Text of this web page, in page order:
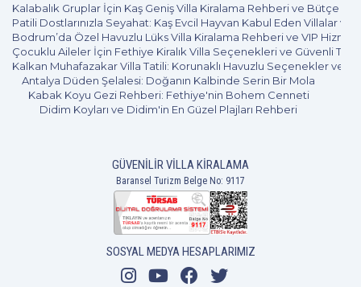
Kalabalık Gruplar İçin Kaş Geniş Villa Kiralama Rehberi ve Bütçe
Patili Dostlarınızla Seyahat: Kaş Evcil Hayvan Kabul Eden Villalar ve
Bodrum’da Özel Havuzlu Lüks Villa Kiralama Rehberi ve VIP
Çocuklu Aileler İçin Fethiye Kiralık Villa Seçenekleri ve Güvenli
Kalkan Muhafazakar Villa Tatili: Korunaklı Havuzlu Seçenekler ve
Antalya Düden Şelalesi: Doğanın Kalbinde Serin Bir Mola
Kabak Koyu Gezi Rehberi: Fethiye'nin Bohem Cenneti
Didim Koyları ve Didim'in En Güzel Plajları Rehberi
GÜVENILIR VILLA KIRALAMA
Baransel Turizm Belge No: 9117
SOSYAL MEDYA HESAPLARIMIZ